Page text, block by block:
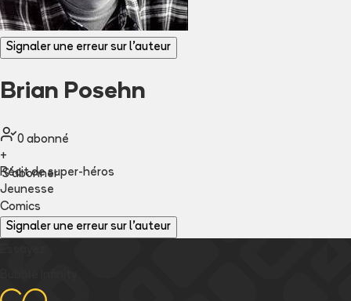
Signaler une erreur sur l'auteur
Brian Posehn
0 abonné
+
S'abonner
Récit de super-héros
Jeunesse
Comics
Signaler une erreur sur l'auteur